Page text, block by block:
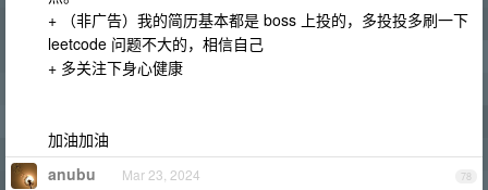
+ （非广告）我的简历基本都是 boss 上投的，多投投多刷一下
leetcode 问题不大的，相信自己
+ 多关注下身心健康
加油加油
78
anubu Mar 23, 2024